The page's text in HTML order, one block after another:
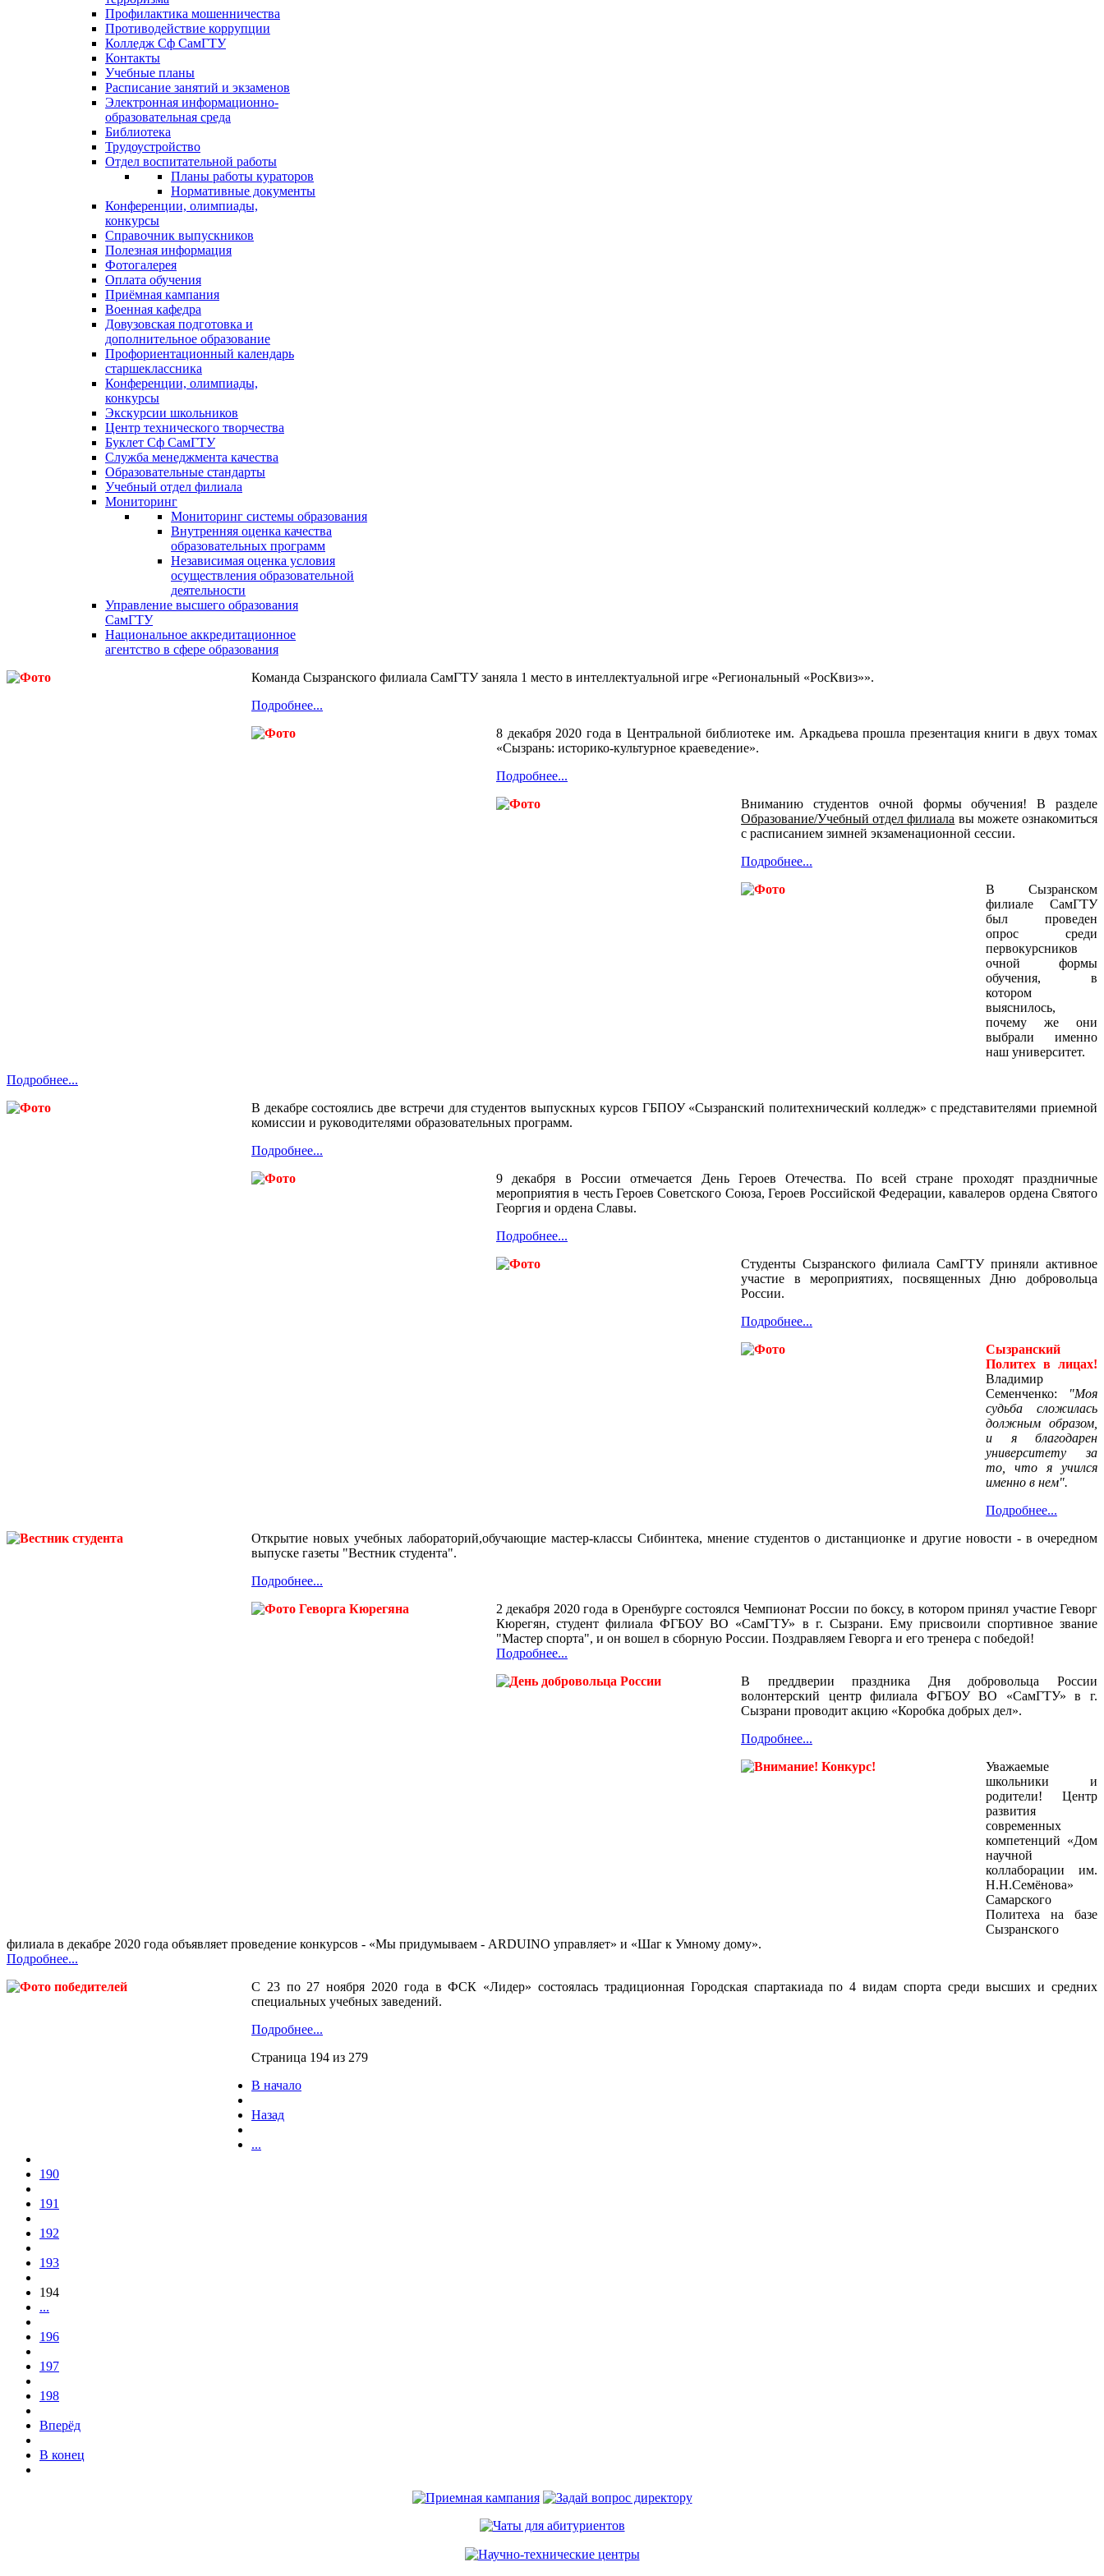
Профилактика мошенничества
Противодействие коррупции
Колледж Сф СамГТУ
Контакты
Учебные планы
Расписание занятий и экзаменов
Электронная информационно-
образовательная среда
Библиотека
Трудоустройство
Отдел воспитательной работы
Планы работы кураторов
Нормативные документы
Конференции, олимпиады,
конкурсы
Справочник выпускников
Полезная информация
Фотогалерея
Оплата обучения
Приёмная кампания
Военная кафедра
Довузовская подготовка и
дополнительное образование
Профориентационный календарь
старшеклассника
Конференции, олимпиады,
конкурсы
Экскурсии школьников
Центр технического творчества
Буклет Сф СамГТУ
Служба менеджмента качества
Образовательные стандарты
Учебный отдел филиала
Мониторинг
Мониторинг системы образования
Внутренняя оценка качества
образовательных программ
Независимая оценка условия
осуществления образовательной
деятельности
Управление высшего образования
СамГТУ
Национальное аккредитационное
агентство в сфере образования
Команда Сызранского филиала СамГТУ заняла 1 место в интеллектуальной игре «Региональный «РосКвиз»».
Подробнее...
8 декабря 2020 года в Центральной библиотеке им. Аркадьева прошла презентация книги в двух томах
«Сызрань: историко-культурное краеведение».
Подробнее...
Вниманию студентов очной формы обучения! В разделе
Образование/Учебный отдел филиала вы можете ознакомиться
с расписанием зимней экзаменационной сессии.
Подробнее...
В Сызранском
филиале СамГТУ
был проведен
опрос среди
первокурсников
очной формы
обучения, в
котором
выяснилось,
почему же они
выбрали именно
наш университет.
Подробнее...
В декабре состоялись две встречи для студентов выпускных курсов ГБПОУ «Сызранский политехнический колледж» с представителями приемной
комиссии и руководителями образовательных программ.
Подробнее...
9 декабря в России отмечается День Героев Отечества. По всей стране проходят праздничные
мероприятия в честь Героев Советского Союза, Героев Российской Федерации, кавалеров ордена Святого
Георгия и ордена Славы.
Подробнее...
Студенты Сызранского филиала СамГТУ приняли активное
участие в мероприятиях, посвященных Дню добровольца
России.
Подробнее...
Сызранский
Политех в лицах!
Владимир
Семенченко:
"Моя
судьба сложилась
должным образом,
и я благодарен
университету за
то, что я учился
именно в нем".
Подробнее...
Открытие новых учебных лабораторий,обучающие мастер-классы Сибинтека, мнение студентов о дистанционке и другие новости - в очередном
выпуске газеты "Вестник студента".
Подробнее...
2 декабря 2020 года в Оренбурге состоялся Чемпионат России по боксу, в котором принял участие Геворг
Кюрегян, студент филиала ФГБОУ ВО «СамГТУ» в г. Сызрани. Ему присвоили спортивное звание
"Мастер спорта", и он вошел в сборную России. Поздравляем Геворга и его тренера с победой!
Подробнее...
В преддверии праздника Дня добровольца России
волонтерский центр филиала ФГБОУ ВО «СамГТУ» в г.
Сызрани проводит акцию «Коробка добрых дел».
Подробнее...
Уважаемые
школьники и
родители! Центр
развития
современных
компетенций «Дом
научной
коллаборации им.
Н.Н.Семёнова»
Самарского
Политеха на базе
Сызранского
филиала в декабре 2020 года объявляет проведение конкурсов - «Мы придумываем - ARDUINO управляет» и «Шаг к Умному дому».
Подробнее...
С 23 по 27 ноября 2020 года в ФСК «Лидер» состоялась традиционная Городская спартакиада по 4 видам спорта среди высших и средних
специальных учебных заведений.
Подробнее...
Страница 194 из 279
В начало
Назад
...
190
191
192
193
194
...
196
197
198
Вперёд
В конец